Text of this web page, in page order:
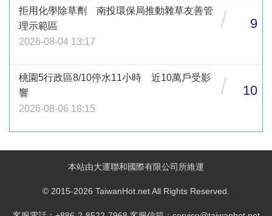
拒用化學除草劑 南投環保局推動雜草友善管
理示範區
2026-08-04 13:17
/ 9
桃園5行政區8/10停水11小時 近10萬戶受影
響
2026-08-06 18:15
/ 10
本站由大運聯和國際有限公司所維運
© 2015-2026 TaiwanHot.net All Rights Reserved.